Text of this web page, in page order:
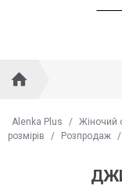
Alenka Plus / Жіночий
розмірів
/ Розпродаж /